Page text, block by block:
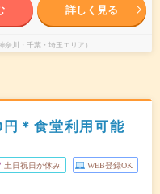
詳しく見る
川・千葉・埼玉エリア）
＊食堂利用可能
土日祝日が休み WEB登録OK